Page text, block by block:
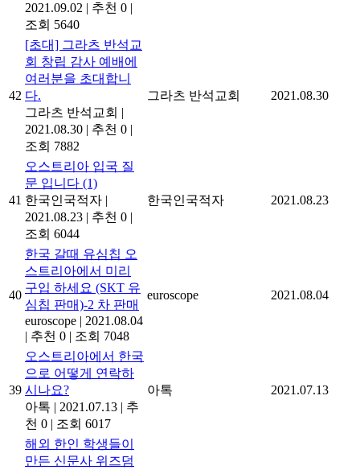
2021.09.02 | 추천 0 |
조회 5640
42
[초대] 그라츠 반석교
회 창립 감사 예배에
여러분을 초대합니
다.
그라츠 반석교회 |
2021.08.30 | 추천 0 |
조회 7882
그라츠 반석교회 2021.08.30
41
오스트리아 입국 질
문 입니다 (1)
한국인국적자 |
2021.08.23 | 추천 0 |
조회 6044
한국인국적자 2021.08.23
40
한국 갈때 유심칩 오
스트리아에서 미리
구입 하세요 (SKT 유
심칩 판매)-2 차 판매
euroscope | 2021.08.04
| 추천 0 | 조회 7048
euroscope 2021.08.04
39
오스트리아에서 한국
으로 어떻게 연락하
시나요?
아톡 | 2021.07.13 | 추
천 0 | 조회 6017
아톡 2021.07.13
해외 한인 학생들이
만든 신문사 위즈덤